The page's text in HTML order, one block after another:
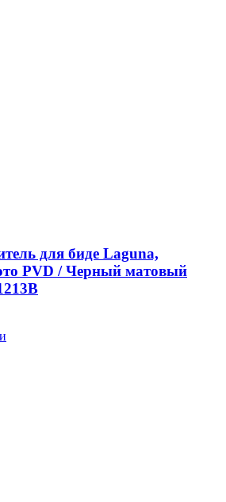
для биде Laguna,
PVD / Черный матовый